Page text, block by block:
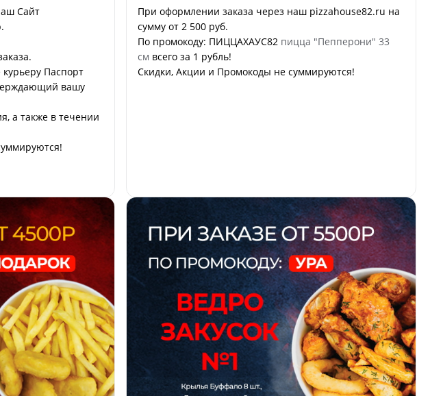
Сайт
Паспорт
вашу
а также в течении
При оформлении заказа через наш pizzahouse82.ru на
сумму от 2 500 руб.
По промокоду: ПИЦЦАХАУС82 пицца "Пепперони" 33
см всего за 1 рубль!
Скидки, Акции и Промокоды не суммируются!